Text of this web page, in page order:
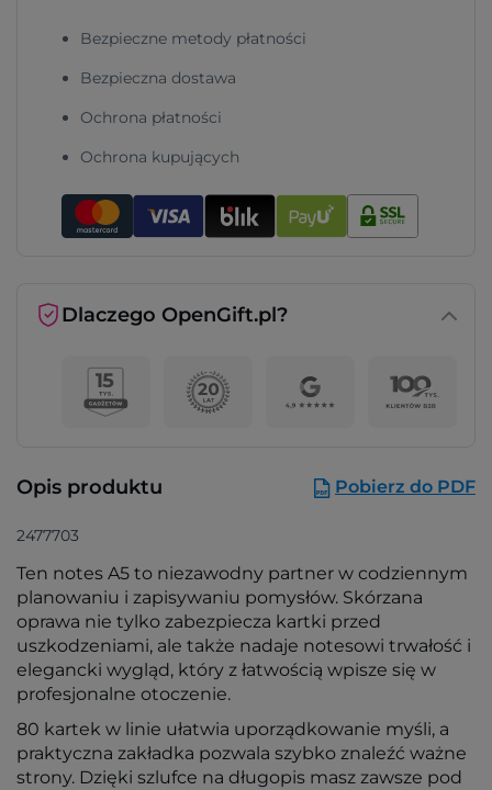
Bezpieczne metody płatności
Bezpieczna dostawa
Ochrona płatności
Ochrona kupujących
Dlaczego OpenGift.pl?
Opis produktu Pobierz do PDF
2477703
Ten notes A5 to niezawodny partner w codziennym
planowaniu i zapisywaniu pomysłów. Skórzana
oprawa nie tylko zabezpiecza kartki przed
uszkodzeniami, ale także nadaje notesowi trwałość i
elegancki wygląd, który z łatwością wpisze się w
profesjonalne otoczenie.
80 kartek w linie ułatwia uporządkowanie myśli, a
praktyczna zakładka pozwala szybko znaleźć ważne
strony. Dzięki szlufce na długopis masz zawsze pod